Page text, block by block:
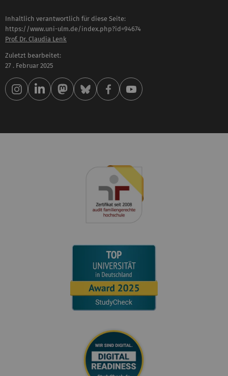
Inhaltlich verantwortlich für diese Seite:
https://www.uni-ulm.de/index.php?id=94674
Prof. Dr. Claudia Lenk
Zuletzt bearbeitet:
27 . Februar 2025